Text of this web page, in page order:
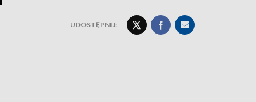
UDOSTĘPNIJ: